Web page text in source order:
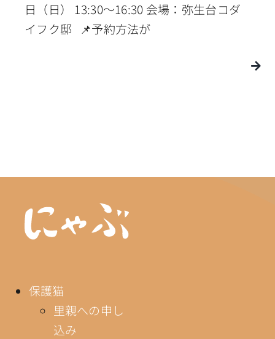
日（日） 13:30〜16:30 会場：弥生台コダ
イフク邸 📌予約方法が
保護猫
里親への申し
込み